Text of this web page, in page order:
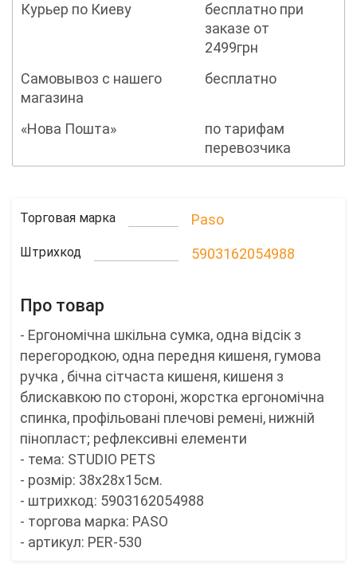
Курьер по Киеву
бесплатно при
заказе от
2499грн
Самовывоз с нашего
магазина
бесплатно
«Нова Пошта»
по тарифам
перевозчика
Торговая марка Paso
Штрихкод 5903162054988
Про товар
- Ергономічна шкільна сумка, одна відсік з
перегородкою, одна передня кишеня, гумова
ручка , бічна сітчаста кишеня, кишеня з
блискавкою по стороні, жорстка ергономічна
спинка, профільовані плечові ремені, нижній
пінопласт; рефлексивні елементи
- тема: STUDIO PETS
- розмір: 38x28x15см.
- штрихкод: 5903162054988
- торгова марка: PASO
- артикул: PER-530